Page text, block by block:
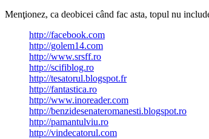
Menţionez, ca deobicei când fac asta, topul nu
http://facebook.com
http://golem14.com
http://www.srsff.ro
http://scifiblog.ro
http://tesatorul.blogspot.fr
http://fantastica.ro
http://www.inoreader.com
http://benzidesenateromanesti.blogspot.ro
http://pamantulviu.ro
http://vindecatorul.com